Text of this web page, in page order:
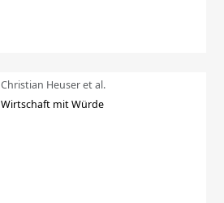
Christian Heuser et al.
Wirtschaft mit Würde